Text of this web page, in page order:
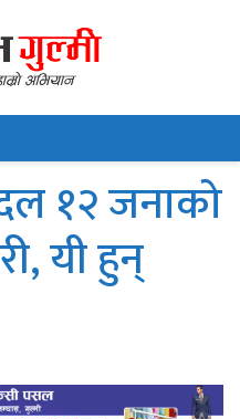
१२ जनाको
यी हुन्